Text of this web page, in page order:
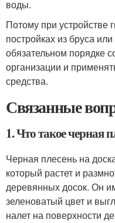
воды.
Потому при устройстве
постройках из бруса
обязательном порядке
организации и
средства.
Связанные
1. Что такое черная
Черная плесень на
который растет и
деревянных досок. Он
зеленоватый цвет и
налет на поверхности